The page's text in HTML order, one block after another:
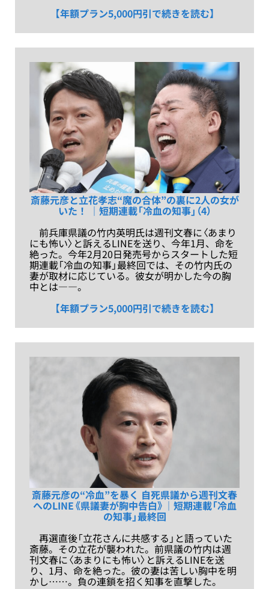
【年額プラン5,000円引で続きを読む】
斎藤元彦と立花孝志“魔の合体”の裏に2人の女が
いた！ ｜短期連載「冷血の知事」（4）
前兵庫県議の竹内英明氏は週刊文春に〈あまり
にも怖い〉と訴えるLINEを送り、今年1月、命を
絶った。今年2月20日発売号からスタートした短
期連載「冷血の知事」最終回では、その竹内氏の
妻が取材に応じている。彼女が明かした今の胸
中とは――。
【年額プラン5,000円引で続きを読む】
斎藤元彦の“冷血”を暴く 自死県議から週刊文春
へのLINE《県議妻が胸中告白》｜短期連載「冷血
の知事」最終回
再選直後「立花さんに共感する」と語っていた
斎藤。その立花が襲われた。前県議の竹内は週
刊文春に〈あまりにも怖い〉と訴えるLINEを送
り、1月、命を絶った。彼の妻は苦しい胸中を明
かし……。負の連鎖を招く知事を直撃した。